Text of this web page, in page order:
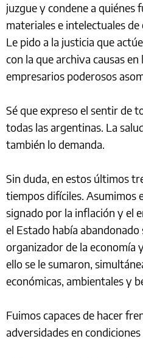
juzgue y condene a quiénes
materiales e intelectuales
Le pido a la justicia que
con la que archiva causas en
empresarios poderosos
Sé que expreso el sentir de
todas las argentinas. La
también lo demanda.
Sin duda, en estos últimos
tiempos difíciles. Asumimos
signado por la inflación y el
el Estado había abandonado
organizador de la economía
ello se le sumaron,
económicas, ambientales y
Fuimos capaces de hacer
adversidades en